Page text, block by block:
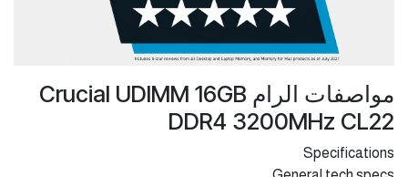
مواصفات الرام Crucial UDIMM 16GB
DDR4 3200MHz CL22
Specifications